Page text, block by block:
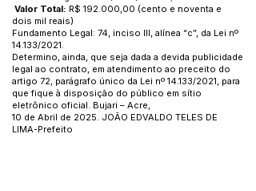
Valor Total: R$ 192.000,00 (cento e noventa e
dois mil reais)
Fundamento Legal: 74, inciso III, alínea “c”, da Lei nº
14.133/2021.
Determino, ainda, que seja dada a devida publicidade
legal ao contrato, em atendimento ao preceito do
artigo 72, parágrafo único da Lei nº 14.133/2021, para
que fique à disposição do público em sítio
eletrônico oficial. Bujari – Acre,
10 de Abril de 2025. JOÃO EDVALDO TELES DE
LIMA-Prefeito